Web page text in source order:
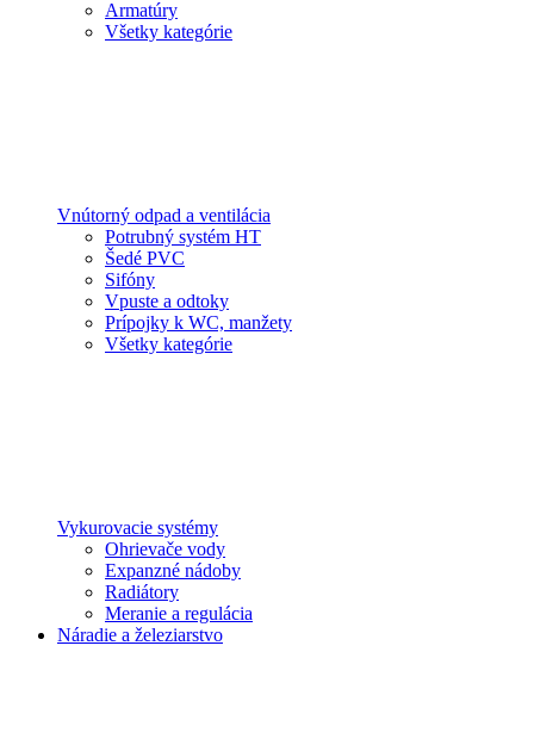
Armatúry
Všetky kategórie
Vnútorný odpad a ventilácia
Potrubný systém HT
Šedé PVC
Sifóny
Vpuste a odtoky
Prípojky k WC, manžety
Všetky kategórie
Vykurovacie systémy
Ohrievače vody
Expanzné nádoby
Radiátory
Meranie a regulácia
Náradie a železiarstvo